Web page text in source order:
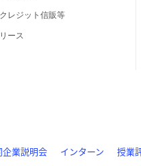
クレジット信販等
リース
企業説明会 インターン 授業